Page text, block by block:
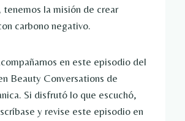
tenemos la misión de crear
carbono negativo.
en este episodio del
Beauty Conversations de
Si disfrutó lo que escuchó,
y revise este episodio en